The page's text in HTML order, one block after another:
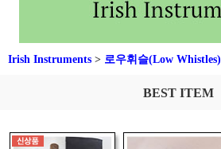
Irish Instruments > 로우휘슬(Low Whistles)
BEST ITEM